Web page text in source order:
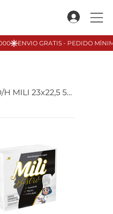
Servilletas Bistro D/H MILI 23x22,5 50u